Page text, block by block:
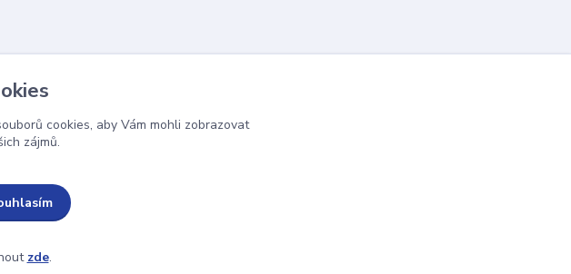
cookies, aby Vám mohli zobrazovat
zájmů.
zde.